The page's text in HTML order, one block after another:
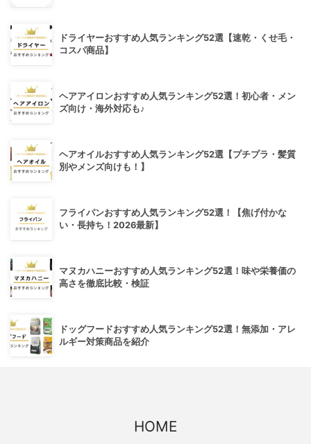
ドライヤーおすすめ人気ランキング52選【速乾・くせ毛・
コスパ商品】
ヘアアイロンおすすめ人気ランキング52選！初心者・メン
ズ向け・海外対応も♪
ヘアオイルおすすめ人気ランキング52選【プチプラ・髪質
別やメンズ向けも！】
フライパンおすすめ人気ランキング52選！【焦げ付かな
い・長持ち！2026最新】
マヌカハニーおすすめ人気ランキング52選！味や栄養価の
高さを徹底比較・検証
ドッグフードおすすめ人気ランキング52選！無添加・アレ
ルギー対策商品を紹介
HOME